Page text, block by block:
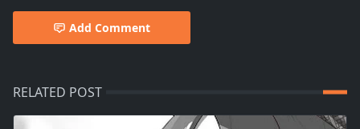
Add Comment
RELATED POST